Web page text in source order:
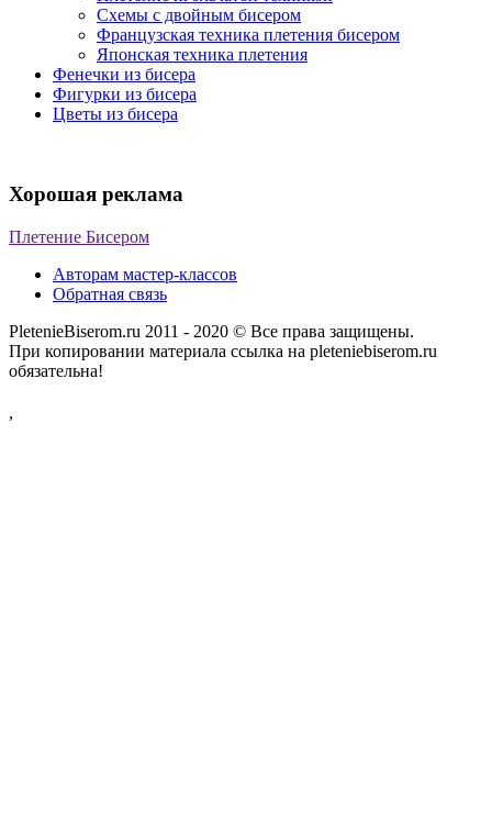
Схемы с двойным бисером
Французская техника плетения бисером
Японская техника плетения
Фенечки из бисера
Фигурки из бисера
Цветы из бисера
Хорошая реклама
Плетение Бисером
Авторам мастер-классов
Обратная связь
PletenieBiserom.ru 2011 - 2020 © Все права защищены.
При копировании материала ссылка на pleteniebiserom.ru
обязательна!
,